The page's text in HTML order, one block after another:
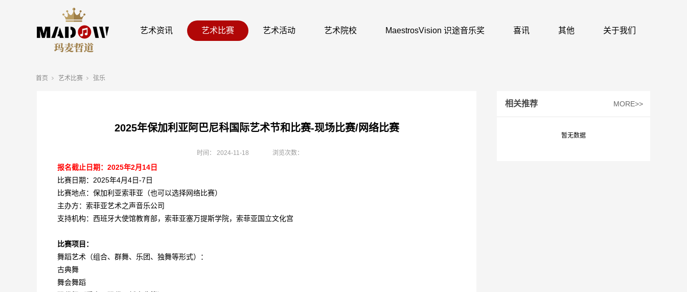
艺术资讯 艺术比赛 艺术活动 艺术院校 MaestrosVision 识途音乐奖 喜讯 其他 关于我们
首页 艺术比赛 弦乐
2025年保加利亚阿巴尼科国际艺术节和比赛-现场比赛/网络比赛
时间： 2024-11-18 浏览次数：
报名截止日期：2025年2月14日
比赛日期：2025年4月4日-7日
比赛地点：保加利亚索菲亚（也可以选择网络比赛）
主办方：索菲亚艺术之声音乐公司
支持机构：西班牙大使馆教育部，索菲亚塞万提斯学院，索菲亚国立文化宫
比赛项目：
舞蹈艺术（组合、群舞、乐团、独舞等形式）：
古典舞
舞会舞蹈
相关推荐 MORE>>
暂无数据